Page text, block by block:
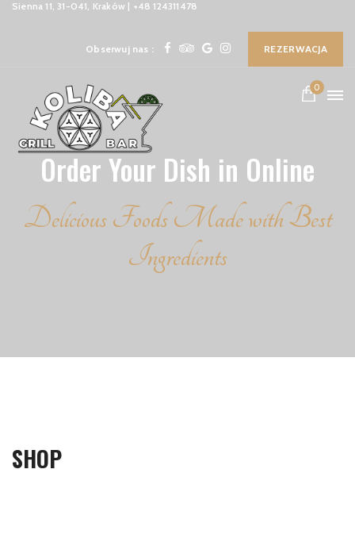
Sienna 11, 31-041, Kraków | +48 124311478
Obserwuj nas : REZERWACJA
0
Order Your Dish in Online
Delicious Foods Made with Best
Ingredients
SHOP